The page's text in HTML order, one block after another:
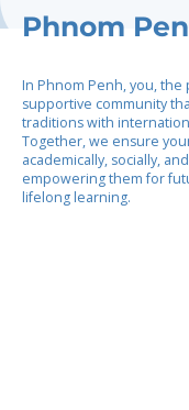
Phnom
In Phnom Penh, you,
supportive community
traditions with
Together, we ensure
academically, socially,
empowering them for
lifelong learning.